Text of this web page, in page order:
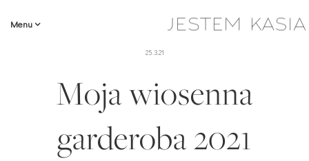
Menu
25.3.21
Moja wiosenna
garderoba 2021